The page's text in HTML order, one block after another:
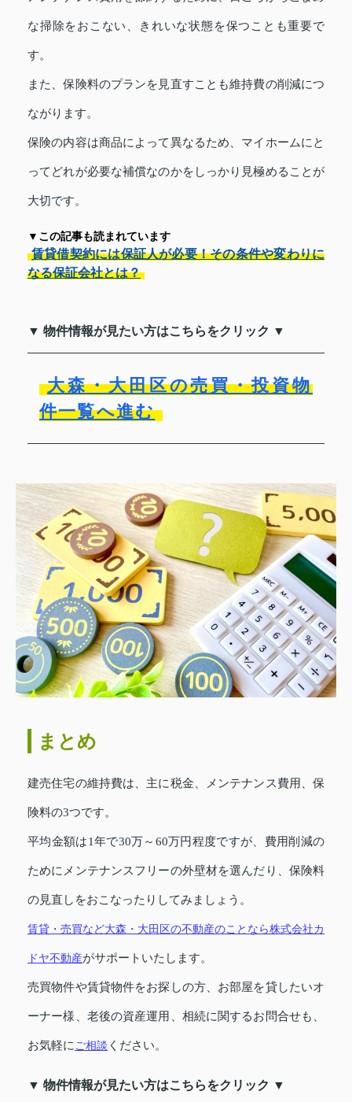
な掃除をおこない、きれいな状態を保つことも重要で
す。
また、保険料のプランを見直すことも維持費の削減につ
ながります。
保険の内容は商品によって異なるため、マイホームにと
ってどれが必要な補償なのかをしっかり見極めることが
大切です。
▼この記事も読まれています
賃貸借契約には保証人が必要！その条件や変わりに
なる保証会社とは？
▼ 物件情報が見たい方はこちらをクリック ▼
大森・大田区の売買・投資物
件一覧へ進む
まとめ
建売住宅の維持費は、主に税金、メンテナンス費用、保
険料の3つです。
平均金額は1年で30万～60万円程度ですが、費用削減の
ためにメンテナンスフリーの外壁材を選んだり、保険料
の見直しをおこなったりしてみましょう。
賃貸・売買など大森・大田区の不動産のことなら株式会社カ
ドヤ不動産がサポートいたします。
売買物件や賃貸物件をお探しの方、お部屋を貸したいオ
ーナー様、老後の資産運用、相続に関するお問合せも、
お気軽にご相談 ください。
▼ 物件情報が見たい方はこちらをクリック ▼